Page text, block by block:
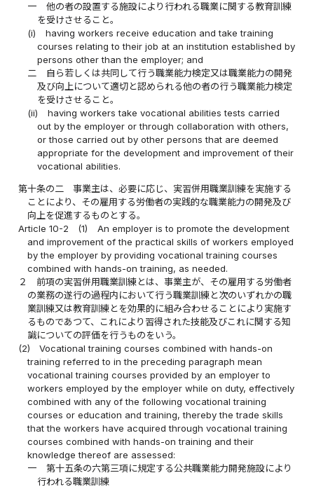
一
他の者の設置する施設により行われる職業に関する教育訓練
を受けさせること。
(i)
having workers receive education and take training
courses relating to their job at an institution established by
persons other than the employer; and
二
自ら若しくは共同して行う職業能力検定又は職業能力の開発
及び向上について適切と認められる他の者の行う職業能力検定
を受けさせること。
(ii)
having workers take vocational abilities tests carried
out by the employer or through collaboration with others,
or those carried out by other persons that are deemed
appropriate for the development and improvement of their
vocational abilities.
第十条の二
事業主は、必要に応じ、実習併用職業訓練を実施する
ことにより、その雇用する労働者の実践的な職業能力の開発及び
向上を促進するものとする。
Article 10-2
(1)
An employer is to promote the development
and improvement of the practical skills of workers employed
by the employer by providing vocational training courses
combined with hands-on training, as needed.
２
前項の実習併用職業訓練とは、事業主が、その雇用する労働者
の業務の遂行の過程内において行う職業訓練と次のいずれかの職
業訓練又は教育訓練とを効果的に組み合わせることにより実施す
るものであつて、これにより習得された技能及びこれに関する知
識についての評価を行うものをいう。
(2)
Vocational training courses combined with hands-on
training referred to in the preceding paragraph mean
vocational training courses provided by an employer to
workers employed by the employer while on duty, effectively
combined with any of the following vocational training
courses or education and training, thereby the trade skills
that the workers have acquired through vocational training
courses combined with hands-on training and their
knowledge thereof are assessed:
一
第十五条の六第三項に規定する公共職業能力開発施設により
行われる職業訓練